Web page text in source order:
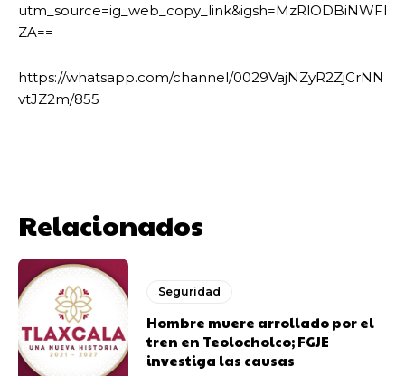
utm_source=ig_web_copy_link&igsh=MzRlODBiNWFl
ZA==
https://whatsapp.com/channel/0029VajNZyR2ZjCrNN
vtJZ2m/855
Relacionados
Seguridad
Hombre muere arrollado por el
tren en Teolocholco; FGJE
investiga las causas